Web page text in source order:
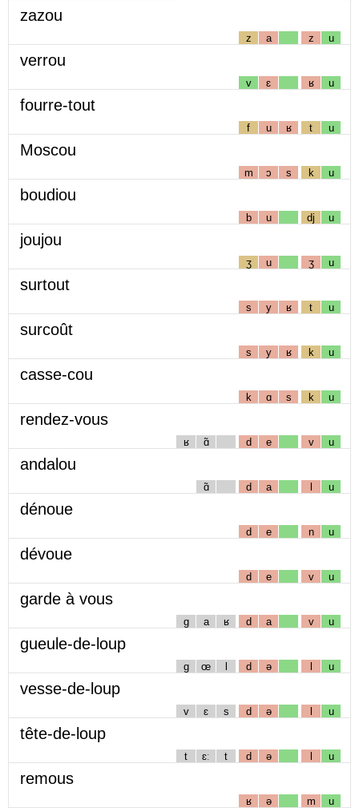
zazou
z a z u
verrou
v ɛ ʁ u
fourre-tout
f u ʁ t u
Moscou
m ɔ s k u
boudiou
b u dj u
joujou
ʒ u ʒ u
surtout
s y ʁ t u
surcoût
s y ʁ k u
casse-cou
k ɑ s k u
rendez-vous
ʁ ɑ̃ d e v u
andalou
ɑ̃ d a l u
dénoue
d e n u
dévoue
d e v u
garde à vous
g a ʁ d a v u
gueule-de-loup
g œ l d ə l u
vesse-de-loup
v ɛ s d ə l u
tête-de-loup
t ɛː t d ə l u
remous
ʁ ə m u